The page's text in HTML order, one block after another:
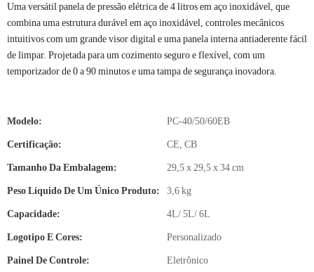
Uma versátil panela de pressão elétrica de 4 litros em aço inoxidável, que
combina uma estrutura durável em aço inoxidável, controles mecânicos
intuitivos com um grande visor digital e uma panela interna antiaderente fácil
de limpar. Projetada para um cozimento seguro e flexível, com um
temporizador de 0 a 90 minutos e uma tampa de segurança inovadora.
Modelo: PC-40/50/60EB
Certificação: CE, CB
Tamanho Da Embalagem: 29,5 x 29,5 x 34 cm
Peso Líquido De Um Único Produto: 3,6 kg
Capacidade: 4L/ 5L/ 6L
Logotipo E Cores: Personalizado
Painel De Controle: Eletrônico